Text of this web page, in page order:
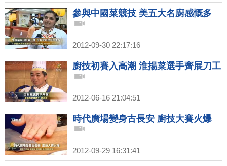
參與中國菜競技 美五大名廚感慨多
2012-09-30 22:17:16
廚技初賽入高潮 淮揚菜選手齊展刀工
2012-06-16 21:04:51
時代廣場變身古長安 廚技大賽火爆
2012-09-29 16:31:41